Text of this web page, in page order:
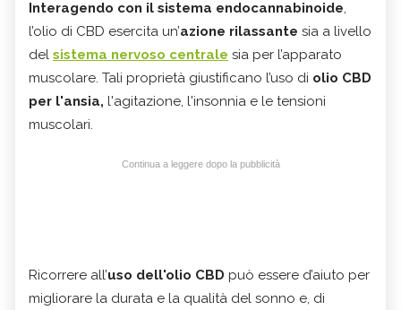
Interagendo con il sistema endocannabinoide,
l’olio di CBD esercita un’azione rilassante sia a livello
del sistema nervoso centrale sia per l’apparato
muscolare. Tali proprietà giustificano l’uso di olio CBD
per l'ansia, l'agitazione, l'insonnia e le tensioni
muscolari.
Continua a leggere dopo la pubblicità
Ricorrere all’uso dell'olio CBD può essere d’aiuto per
migliorare la durata e la qualità del sonno e, di